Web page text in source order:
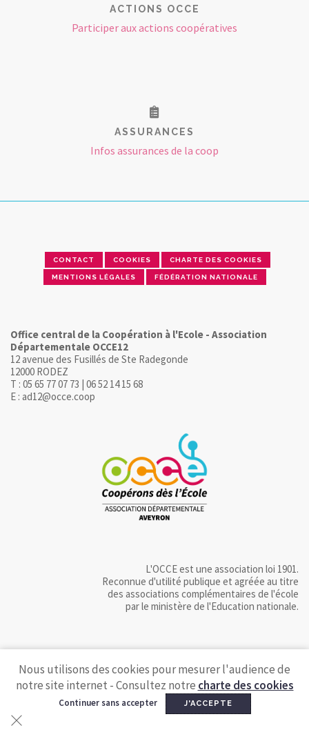
ACTIONS OCCE
Participer aux actions coopératives
ASSURANCES
Infos assurances de la coop
CONTACT COOKIES CHARTE DES COOKIES
MENTIONS LÉGALES FÉDÉRATION NATIONALE
Office central de la Coopération à l'Ecole - Association
Départementale OCCE12
12 avenue des Fusillés de Ste Radegonde
12000 RODEZ
T : 05 65 77 07 73 | 06 52 14 15 68
E : ad12@occe.coop
L'OCCE est une association loi 1901.
Reconnue d'utilité publique et agréée au titre
des associations complémentaires de l'école
par le ministère de l'Education nationale.
Nous utilisons des cookies pour mesurer l'audience de
notre site internet - Consultez notre charte des cookies
Continuer sans accepter J'ACCEPTE